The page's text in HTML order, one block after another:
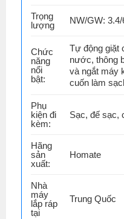
Trọng
lượng
NW/GW:
Chức
năng
nổi
bật:
Tự động giặt
nước, thông
và ngắt máy
cuốn làm
Phụ
kiện đi
kèm:
Sạc, đế sạc,
Hãng
sản
xuất:
Homate
Nhà
máy
lắp ráp
tại
Trung Quốc